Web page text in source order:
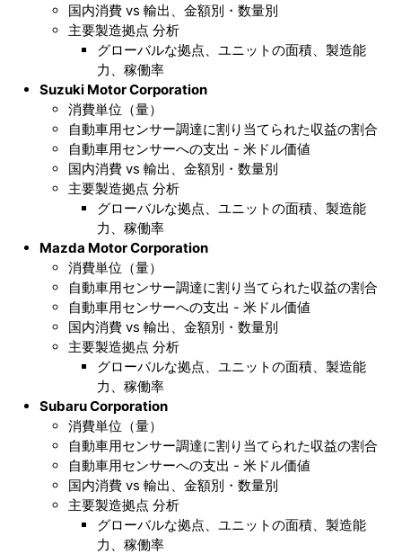
国内消費 vs 輸出、金額別・数量別
主要製造拠点 分析
グローバルな拠点、ユニットの面積、製造能
力、稼働率
Suzuki Motor Corporation
消費単位（量）
自動車用センサー調達に割り当てられた収益の割合
自動車用センサーへの支出 - 米ドル価値
国内消費 vs 輸出、金額別・数量別
主要製造拠点 分析
グローバルな拠点、ユニットの面積、製造能
力、稼働率
Mazda Motor Corporation
消費単位（量）
自動車用センサー調達に割り当てられた収益の割合
自動車用センサーへの支出 - 米ドル価値
国内消費 vs 輸出、金額別・数量別
主要製造拠点 分析
グローバルな拠点、ユニットの面積、製造能
力、稼働率
Subaru Corporation
消費単位（量）
自動車用センサー調達に割り当てられた収益の割合
自動車用センサーへの支出 - 米ドル価値
国内消費 vs 輸出、金額別・数量別
主要製造拠点 分析
グローバルな拠点、ユニットの面積、製造能
力、稼働率